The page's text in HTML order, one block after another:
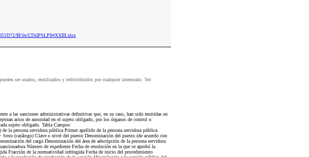
$File/LTAIPSLP84XXIII.xlsx
ser usados, reutilizados y redistribuidos por cualquier interesado. Ver
a las sanciones administrativas definitivas que, en su caso, han sido emitidas en
actos de autoridad en el sujeto obligado, por los órganos de control o
sujeto obligado. Tabla Campos
la persona servidora pública Primer apellido de la persona servidora pública
(catálogo) Clave o nivel del puesto Denominación del puesto (de acuerdo con
del cargo Denominación del área de adscripción de la persona servidora
Número de expediente Fecha de resolución en la que se aprobó la
Fracción de la normatividad infringida Fecha de inicio del procedimiento